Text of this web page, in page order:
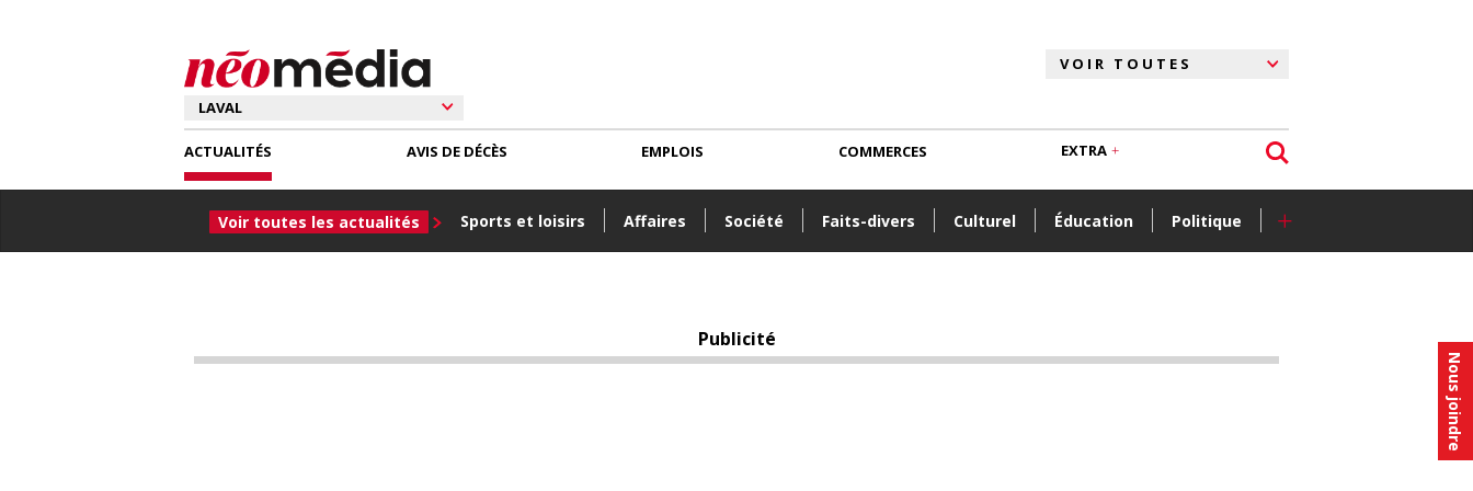
Nous joindre
ACTUALITÉS
Voir toutes les actualités Sports et loisirs Affaires Société Faits-divers Culturel Éducation Politique +
AVIS DE DÉCÈS EMPLOIS COMMERCES EXTRA
Publicité